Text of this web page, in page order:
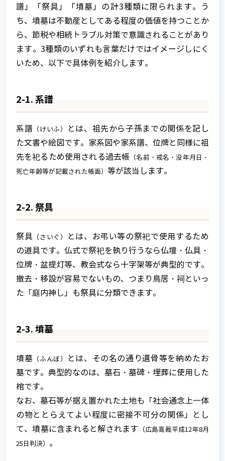
譜」「祭具」「墳墓」の計3種類に限られます。う
ち、墳墓は不動産としてある程度の価値を持つことか
ら、節税や相続トラブル対策で意識されることがあり
ます。3種類のいずれも言葉だけではイメージしにく
いため、以下で具体例を紹介します。
2-1. 系譜
系譜 （けいふ）
とは、祖先から子孫までの関係を記し
た文書や絵図です。家系図や家系譜、位牌と同様に祖
先を祀るため使用される過去帳 （名前・戒名・没年月日・
死亡年齢等が記載された帳面） 等が該当します。
2-2. 祭具
祭具 （さいぐ）
とは、お弔い等の祭祀で使用するため
の道具です。仏式で祭祀を執り行うなら仏壇・仏具・
位牌・盆提灯等、教会式なら十字架等が典型的です。
撤去・移設が容易でないもの、つまり鳥居・祠といっ
た「庭内神し」も祭具に分類できます。
2-3. 墳墓
墳墓 （ふんぼ）
とは、その名の通り遺骨等を納めたお
墓です。典型的なのは、墓石・墓碑・埋葬に使用した
棺です。
なお、墓石等が据え置かれた土地も「社会通念上一体
の物ととらえてよい程度に密接不可分の関係」とし
て、墳墓に含まれると解されます
（広島高裁平成12年8月
25日判決） 。